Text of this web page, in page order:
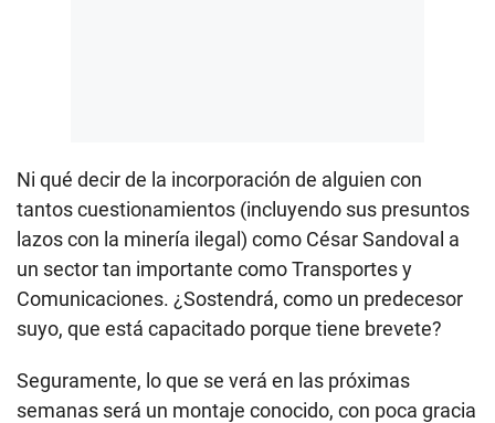
Ni qué decir de la incorporación de alguien con
tantos cuestionamientos (incluyendo sus presuntos
lazos con la minería ilegal) como César Sandoval a
un sector tan importante como Transportes y
Comunicaciones. ¿Sostendrá, como un predecesor
suyo, que está capacitado porque tiene brevete?
Seguramente, lo que se verá en las próximas
semanas será un montaje conocido, con poca gracia